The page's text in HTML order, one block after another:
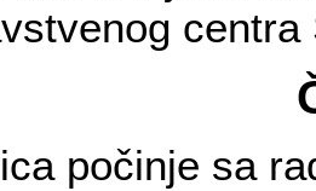
centra
počinje sa